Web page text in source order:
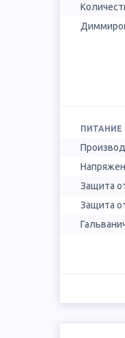
ПИТАНИЕ
Защита
Защита